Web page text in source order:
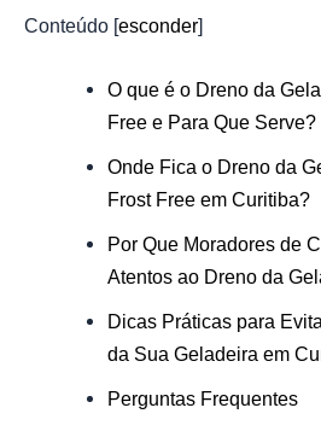
Conteúdo [esconder]
O que é o Dreno da
Free e Para Que Serve?
Onde Fica o Dreno da
Frost Free em Curitiba?
Por Que Moradores de
Atentos ao Dreno da
Dicas Práticas para
da Sua Geladeira em
Perguntas Frequentes